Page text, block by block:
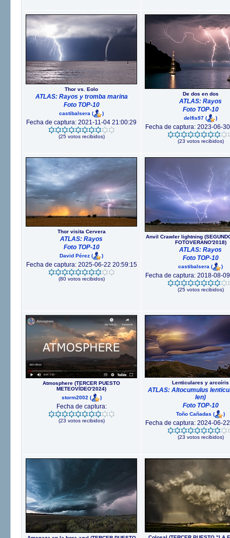
Thor vs. Eolo
ATLAS: Rayos y tromba marina
Foto TOP-10
castibalsera ( )
Fecha de captura: 2021-11-04 21:00:29
(25 votos recibidos)
De dos en dos
ATLAS: Rayos
Foto TOP-10
delfis97 ( )
Fecha de captura: 2023-06-
(23 votos recibidos)
Thor visita Cervera
ATLAS: Rayos
Foto TOP-10
David Pérez ( )
Fecha de captura: 2025-06-22 20:59:15
(80 votos recibidos)
Anvil Crawler lightning
FOTOVERANO'2018)
ATLAS: Rayos
Foto TOP-10
castibalsera ( )
Fecha de captura: 2018-08-
(25 votos recibidos)
Atmosphere (TERCER PUESTO
METEOVÍDEO'2024)
storm2002 ( )
Fecha de captura:
(23 votos recibidos)
Lenticulares y arcoíris
ATLAS: Altocumulus
len)
Foto TOP-10
Toño Cañadas ( )
Fecha de captura: 2024-06-
(23 votos recibidos)